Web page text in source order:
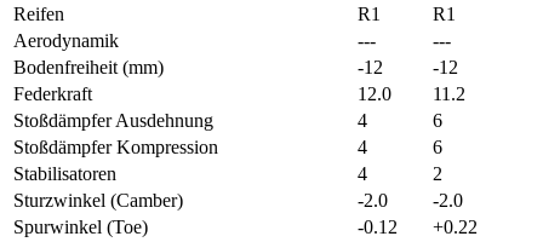
Reifen
R1
R1
Aerodynamik
---
---
Bodenfreiheit (mm)
-12
-12
Federkraft
12.0
11.2
Stoßdämpfer Ausdehnung
4
6
Stoßdämpfer Kompression
4
6
Stabilisatoren
4
2
Sturzwinkel (Camber) -2.0
-2.0
Spurwinkel (Toe) -0.12
+0.22